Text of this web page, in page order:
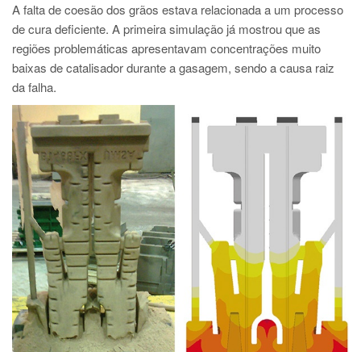
MAGMA China
EN
ZH
MAGMA Índia
EN
MAGMA Coréia
EN
KO
A falta de coesão dos grãos estava relacionada a um processo
de cura deficiente. A primeira simulação já mostrou que as
regiões problemáticas apresentavam concentrações muito
baixas de catalisador durante a gasagem, sendo a causa raiz
da falha.